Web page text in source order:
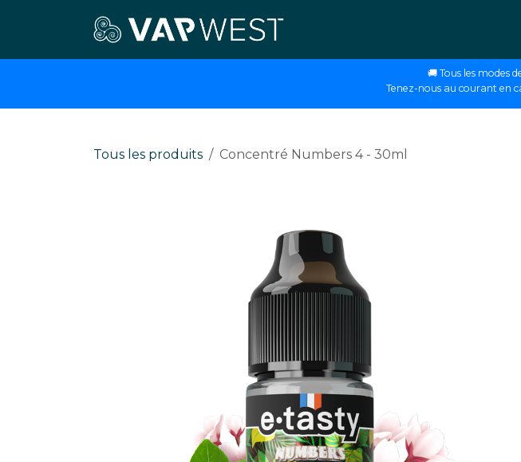
🚚 Tous les modes
Tenez-nous au courant en
Tous les produits Concentré Numbers 4 - 30ml